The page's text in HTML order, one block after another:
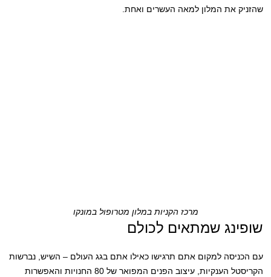
שהזניק את המלון למאה העשרים ואחת.
מרכז הקניות במלון מטרופול במונקו
שופינג שמתאים לכולם
עם הכניסה למקום אתם תרגישו כאילו אתם בגג העולם – השיש, נברשות
הקריסטל הענקיות, עיצוב הפנים המפואר של 80 החנויות והאפשרות